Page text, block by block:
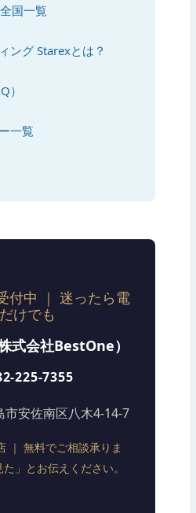
国一覧
ング Starexとは？
）
一覧
付中 ｜ 迷ったら電
けでも
式会社BestOne）
225-7355
市安佐南区八木4-14-7
｜ 無料でご相談承りま
」とお伝えください。